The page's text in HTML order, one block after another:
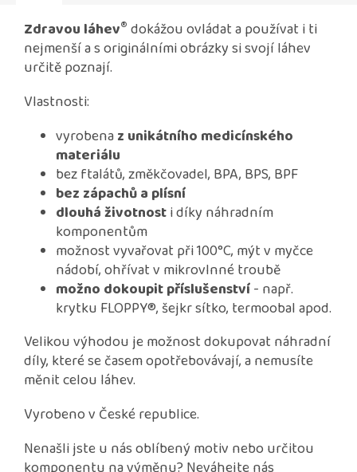
Zdravou láhev® dokážou ovládat a používat i ti
nejmenší a s originálními obrázky si svojí láhev
určitě poznají.
Vlastnosti:
vyrobenaz unikátního medicínského
materiálu
bez ftalátů, změkčovadel, BPA, BPS, BPF
bez zápachů a plísní
dlouhá životnosti díky náhradním
komponentům
možnost vyvařovat při 100°C, mýt v myčce
nádobí, ohřívat v mikrovlnné troubě
možno dokoupit příslušenství- např.
krytku FLOPPY®, šejkr sítko, termoobal apod.
Velikou výhodou je možnost dokupovat náhradní
díly, které se časem opotřebovávají, a nemusíte
měnit celou láhev.
Vyrobeno v České republice.
Nenašli jste u nás oblíbený motiv nebo určitou